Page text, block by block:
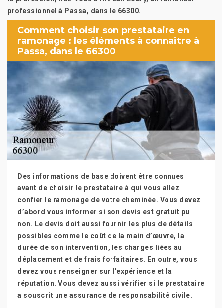
professionnel à Passa, dans le 66300.
Comment choisir son prestataire en
ramonage : les éléments à connaitre à
Passa, dans le 66300
Des informations de base doivent être connues
avant de choisir le prestataire à qui vous allez
confier le ramonage de votre cheminée. Vous devez
d’abord vous informer si son devis est gratuit pu
non. Le devis doit aussi fournir les plus de détails
possibles comme le coût de la main d’œuvre, la
durée de son intervention, les charges liées au
déplacement et de frais forfaitaires. En outre, vous
devez vous renseigner sur l’expérience et la
réputation. Vous devez aussi vérifier si le prestataire
a souscrit une assurance de responsabilité civile.